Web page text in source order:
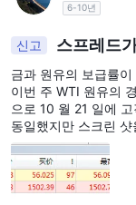
6-10년
신고 스프레드
금과 원유의 보급률
이번 주 WTI 원유의
으로 10 월 21 일에
동일했지만 스크린